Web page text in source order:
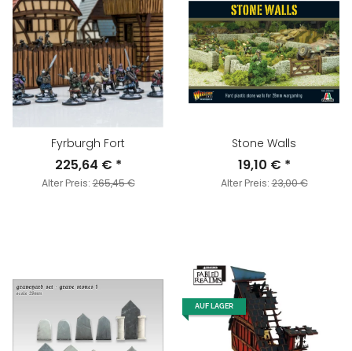
Fyrburgh Fort
225,64 € *
Alter Preis:265,45 €
Stone Walls
19,10 € *
Alter Preis:23,00 €
AUF LAGER